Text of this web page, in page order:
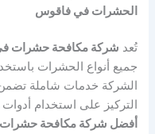
الحشرات في فاقوس
تُعد شركة مكافحة حشرات
جميع أنواع الحشرات
الشركة خدمات شاملة
التركيز على استخدام
أفضل شركة مكافحة